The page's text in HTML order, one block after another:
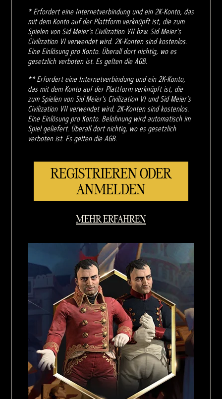
* Erfordert eine Internetverbindung und ein 2K-Konto, das
mit dem Konto auf der Plattform verknüpft ist, die zum
Spielen von Sid Meier's Civilization VII bzw. Sid Meier's
Civilization VI verwendet wird. 2K-Konten sind kostenlos.
Eine Einlösung pro Konto. Überall dort nichtig, wo es
gesetzlich verboten ist. Es gelten die AGB.
** Erfordert eine Internetverbindung und ein 2K-Konto,
das mit dem Konto auf der Plattform verknüpft ist, die
zum Spielen von Sid Meier's Civilization VI und Sid Meier's
Civilization VII verwendet wird. 2K-Konten sind kostenlos.
Eine Einlösung pro Konto. Belohnung wird automatisch im
Spiel geliefert. Überall dort nichtig, wo es gesetzlich
verboten ist. Es gelten die AGB.
REGISTRIEREN ODER
ANMELDEN
MEHR ERFAHREN